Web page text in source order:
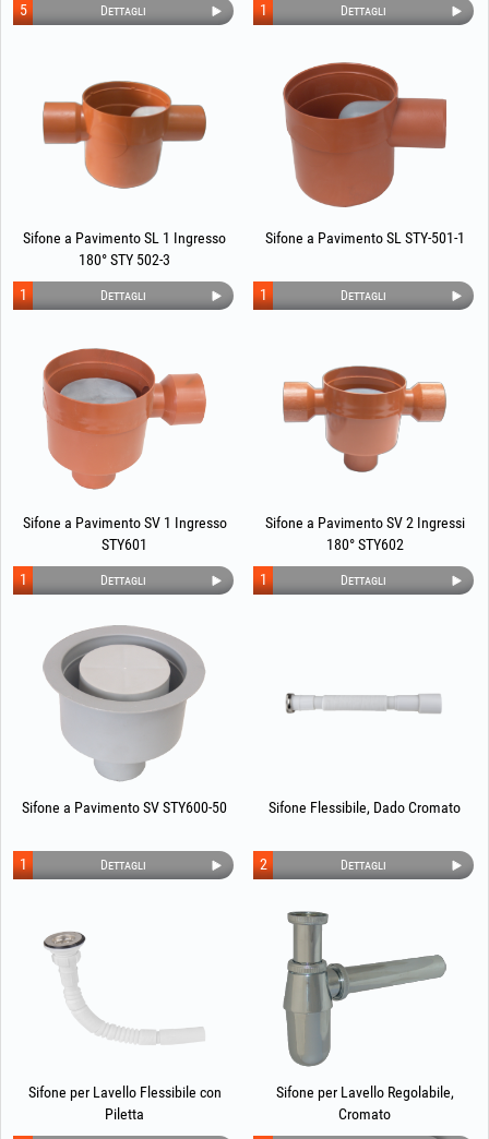
Dettagli
5 Dettagli
1
Sifone a Pavimento SL 1 Ingresso
180° STY 502-3
Dettagli
1
Sifone a Pavimento SL STY-501-1
Dettagli
1
Sifone a Pavimento SV 1 Ingresso
STY601
Dettagli
1
Sifone a Pavimento SV 2 Ingressi
180° STY602
Dettagli
1
Sifone a Pavimento SV STY600-50
Dettagli
1
Sifone Flessibile, Dado Cromato
Dettagli
2
Sifone per Lavello Flessibile con
Piletta
Sifone per Lavello Regolabile,
Cromato